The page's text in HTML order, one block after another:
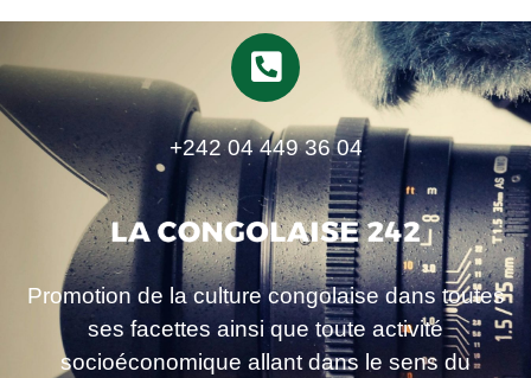
+242 04 449 36 04
Promotion de la culture congolaise dans toutes
ses facettes ainsi que toute activité
socioéconomique allant dans le sens du